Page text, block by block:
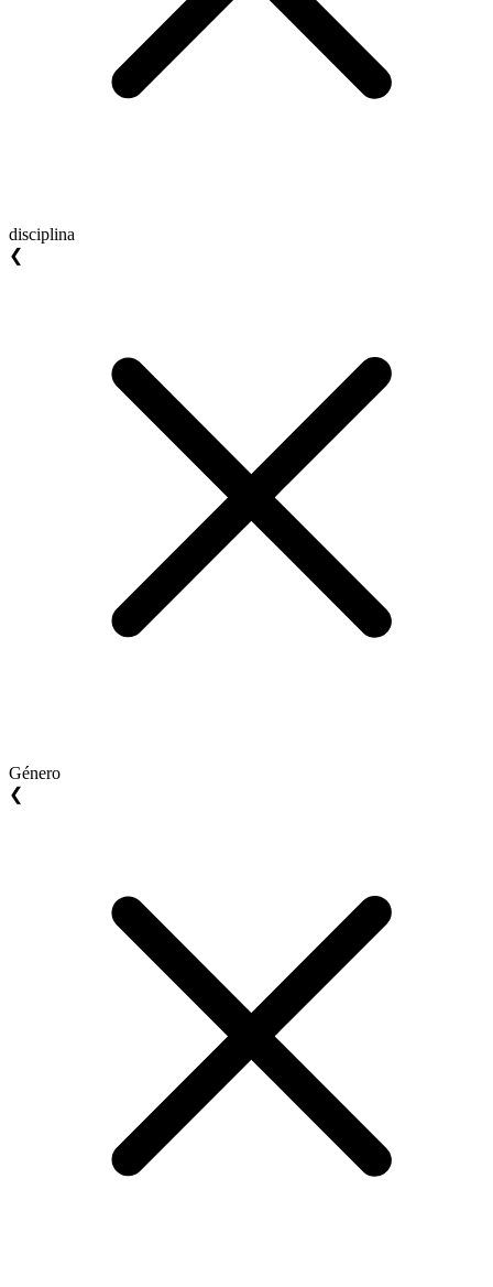
disciplina
❮
Género
❮